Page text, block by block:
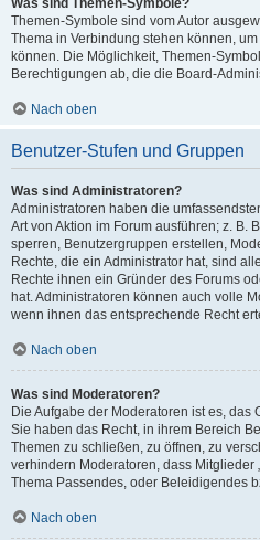
Was sind Themen-Symbole?
Themen-Symbole sind vom Autor
Thema in Verbindung stehen können,
können. Die Möglichkeit, Themen-
Berechtigungen ab, die die Board-
Nach oben
Benutzer-Stufen und Gruppen
Was sind Administratoren?
Administratoren haben die
Art von Aktion im Forum ausführen; z. B.
sperren, Benutzergruppen erstellen,
Rechte, die ein Administrator hat, sind
Rechte ihnen ein Gründer des Forums
hat. Administratoren können auch volle
wenn ihnen das entsprechende Recht
Nach oben
Was sind Moderatoren?
Die Aufgabe der Moderatoren ist es,
Sie haben das Recht, in ihrem Bereich
Themen zu schließen, zu öffnen, zu
verhindern Moderatoren, dass Mitglieder
Thema Passendes, oder Beleidigendes
Nach oben